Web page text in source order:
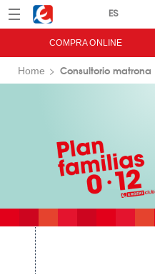
Menú Eroski
COMPRA ONLINE
Home Consultorio matrona